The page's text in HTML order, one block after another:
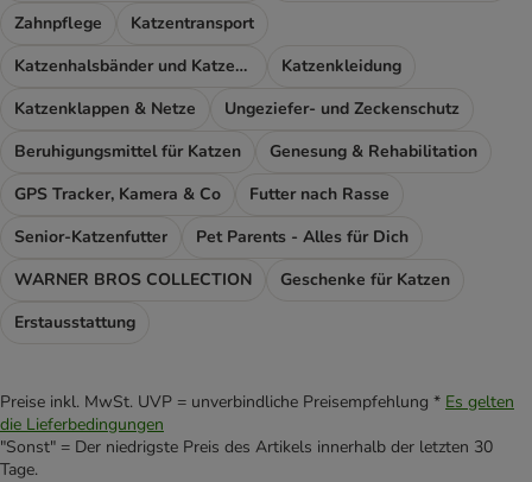
Zahnpflege
Katzentransport
Katzenhalsbänder und Katzengeschirr
Katzenkleidung
Katzenklappen & Netze
Ungeziefer- und Zeckenschutz
Beruhigungsmittel für Katzen
Genesung & Rehabilitation
GPS Tracker, Kamera & Co
Futter nach Rasse
Senior-Katzenfutter
Pet Parents - Alles für Dich
WARNER BROS COLLECTION
Geschenke für Katzen
Erstausstattung
Preise inkl. MwSt. UVP = unverbindliche Preisempfehlung * Es gelten
die Lieferbedingungen
"Sonst" = Der niedrigste Preis des Artikels innerhalb der letzten 30
Tage.